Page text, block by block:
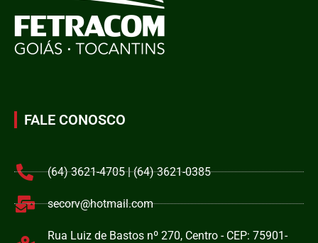
FALE CONOSCO
(64) 3621-4705 | (64) 3621-0385
secorv@hotmail.com
Rua Luiz de Bastos nº 270, Centro - CEP: 75901-